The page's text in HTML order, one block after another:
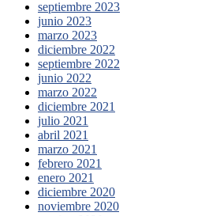
septiembre 2023
junio 2023
marzo 2023
diciembre 2022
septiembre 2022
junio 2022
marzo 2022
diciembre 2021
julio 2021
abril 2021
marzo 2021
febrero 2021
enero 2021
diciembre 2020
noviembre 2020